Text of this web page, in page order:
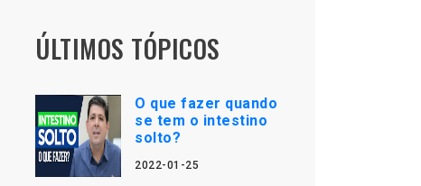
ÚLTIMOS TÓPICOS
O que fazer quando
se tem o intestino
solto?
2022-01-25